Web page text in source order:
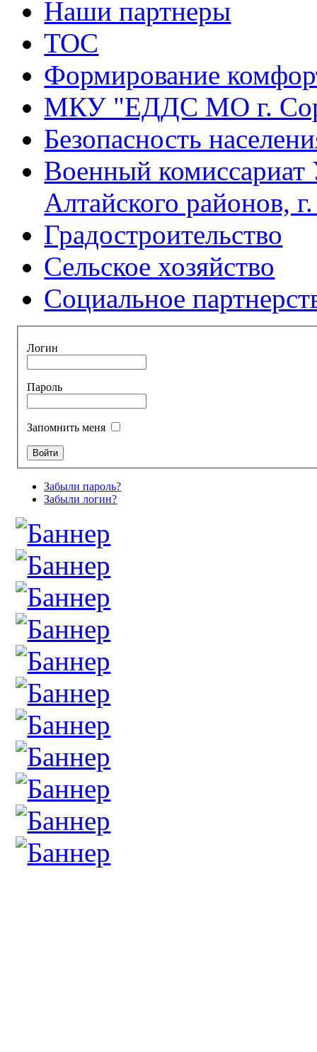
Наши партнеры
ТОС
Формирование
МКУ "ЕДДС МО г.
Безопасность
Военный комиссариат
Алтайского районов,
Градостроительство
Сельское хозяйство
Социальное
Логин
Пароль
Запомнить меня
Забыли пароль?
Забыли логин?